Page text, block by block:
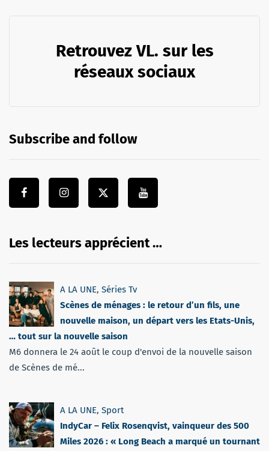
Retrouvez VL. sur les
réseaux sociaux
Subscribe and follow
Les lecteurs apprécient …
A LA UNE, Séries Tv
Scènes de ménages : le retour d’un fils, une
nouvelle maison, un départ vers les Etats-Unis,
… tout sur la nouvelle saison
M6 donnera le 24 août le coup d'envoi de la nouvelle saison
de Scènes de mé...
A LA UNE, Sport
IndyCar – Felix Rosenqvist, vainqueur des 500
Miles 2026 : « Long Beach a marqué un tournant